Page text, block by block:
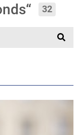
32